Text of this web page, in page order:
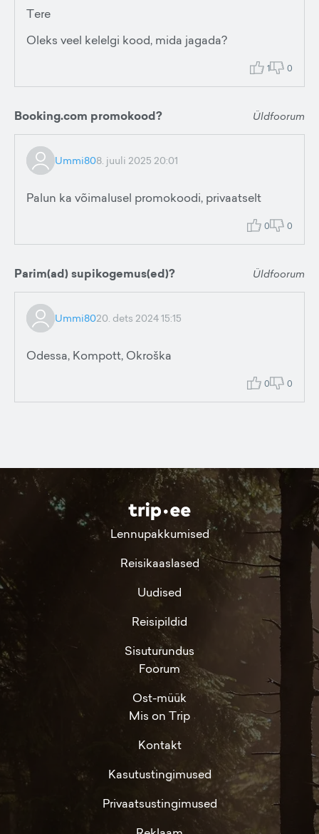
Tere
Oleks veel kelelgi kood, mida jagada?
1 0
Booking.com promokood? Üldfoorum
Ummi808. juuli 2025 20:01
Palun ka võimalusel promokoodi, privaatselt
0 0
Parim(ad) supikogemus(ed)? Üldfoorum
Ummi8020. dets 2024 15:15
Odessa, Kompott, Okroška
0 0
Lennupakkumised
Reisikaaslased
Uudised
Reisipildid
Sisuturundus
Foorum
Ost-müük
Mis on Trip
Kontakt
Kasutustingimused
Privaatsustingimused